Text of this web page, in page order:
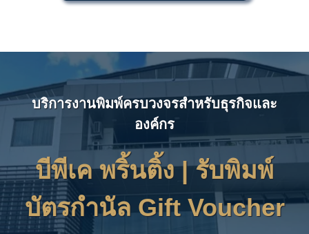
บริการงานพิมพ์ครบวงจรสำหรับธุรกิจและ
องค์กร
บีพีเค พริ้นติ้ง | รับพิมพ์
บัตรกำนัล Gift Voucher